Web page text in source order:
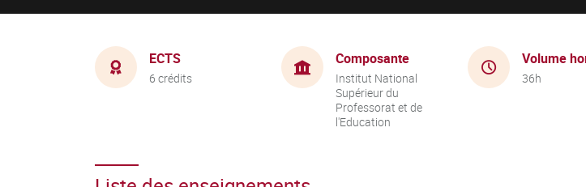
ECTS
6 crédits
Composante
Institut National
Supérieur du
Professorat et de
l'Education
Volume
36h